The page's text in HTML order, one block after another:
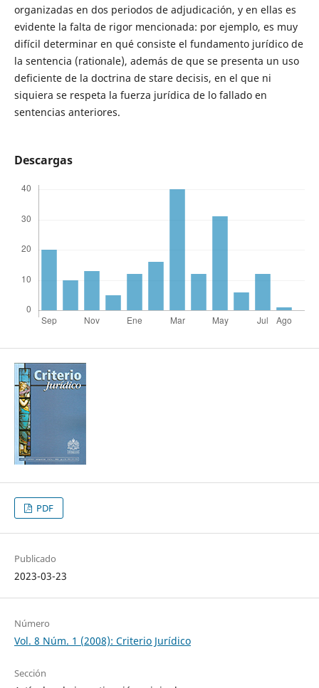
organizadas en dos periodos de adjudicación, y en ellas es
evidente la falta de rigor mencionada: por ejemplo, es muy
difícil determinar en qué consiste el fundamento jurídico de
la sentencia (rationale), además de que se presenta un uso
deficiente de la doctrina de stare decisis, en el que ni
siquiera se respeta la fuerza jurídica de lo fallado en
sentencias anteriores.
Descargas
PDF
Publicado
2023-03-23
Número
Vol. 8 Núm. 1 (2008): Criterio Jurídico
Sección